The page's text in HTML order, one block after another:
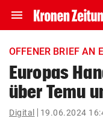
menu Navigation
ein-/ausklappen
account_circle Anmelden
OFFENER BRIEF AN
Europas
über Temu
Digital 19.06.2024